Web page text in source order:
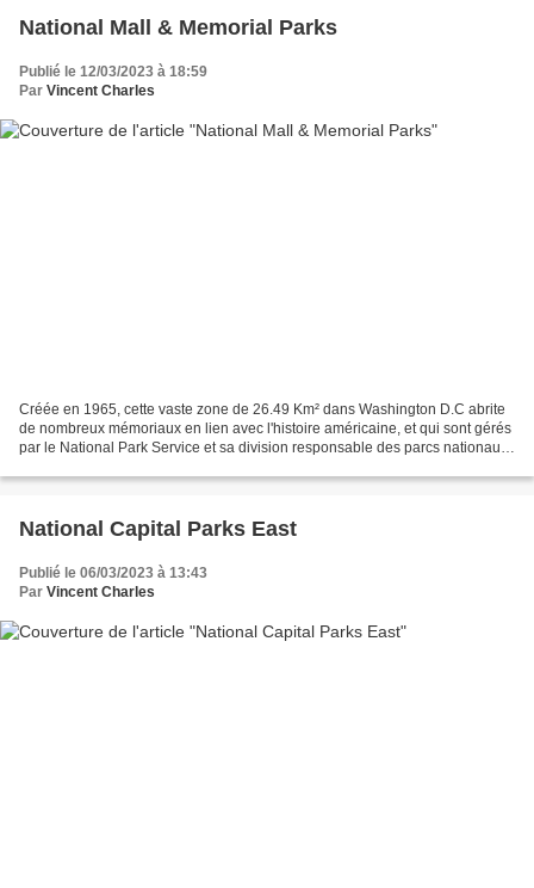
National Mall & Memorial Parks
Publié le 12/03/2023 à 18:59
Par Vincent Charles
Créée en 1965, cette vaste zone de 26.49 Km² dans Washington D.C abrite
de nombreux mémoriaux en lien avec l'histoire américaine, et qui sont gérés
par le National Park Service et sa division responsable des parcs nationaux
National Capital Parks East
Publié le 06/03/2023 à 13:43
Par Vincent Charles